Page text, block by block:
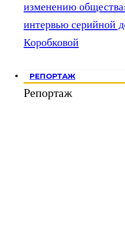
изменению
интервью серийной
Коробковой
РЕПОРТАЖ
Репортаж